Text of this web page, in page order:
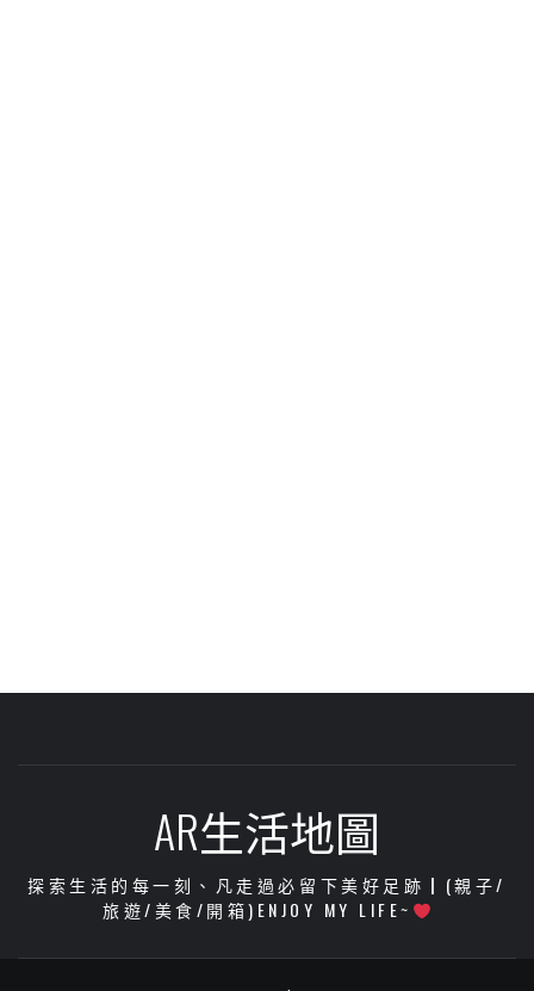
AR生活地圖
探索生活的每一刻、凡走過必留下美好足跡┃(親子/
旅遊/美食/開箱)ENJOY MY LIFE~